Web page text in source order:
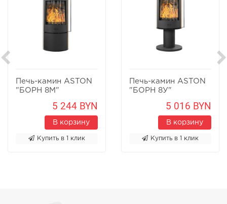
Печь-камин ASTON
"БОРН 8М"
5 244 BYN
В корзину
Купить в 1 клик
Печь-камин ASTON
"БОРН 8У"
5 016 BYN
В корзину
Купить в 1 клик